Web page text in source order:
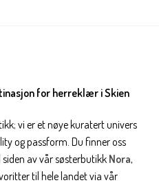
for herreklær i Skien
vi er et nøye kuratert univers
og passform. Du finner oss
av vår søsterbutikk Nora,
til hele landet via vår